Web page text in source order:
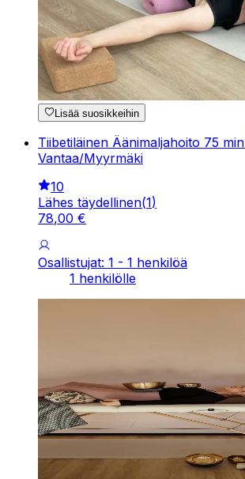
Lisää suosikkeihin
Tiibetiläinen Äänimaljahoito 75 min |
Vantaa/Myyrmäki
10
Lähes täydellinen(1)
78,00 €
Osallistujat: 1 - 1 henkilöä
1 henkilölle